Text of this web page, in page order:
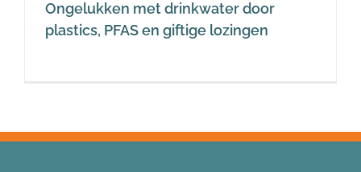
Ongelukken met drinkwater door
plastics, PFAS en giftige lozingen